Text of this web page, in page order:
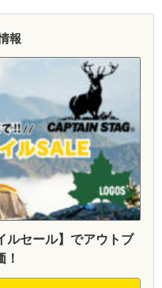
報
ルセール】でアウトブ